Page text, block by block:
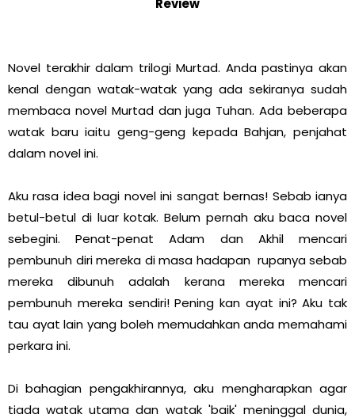
Review
Novel terakhir dalam trilogi Murtad. Anda pastinya akan
kenal dengan watak-watak yang ada sekiranya sudah
membaca novel Murtad dan juga Tuhan. Ada beberapa
watak baru iaitu geng-geng kepada Bahjan, penjahat
dalam novel ini.
Aku rasa idea bagi novel ini sangat bernas! Sebab ianya
betul-betul di luar kotak. Belum pernah aku baca novel
sebegini. Penat-penat Adam dan Akhil mencari
pembunuh diri mereka di masa hadapan rupanya sebab
mereka dibunuh adalah kerana mereka mencari
pembunuh mereka sendiri! Pening kan ayat ini? Aku tak
tau ayat lain yang boleh memudahkan anda memahami
perkara ini.
Di bahagian pengakhirannya, aku mengharapkan agar
tiada watak utama dan watak 'baik' meninggal dunia,